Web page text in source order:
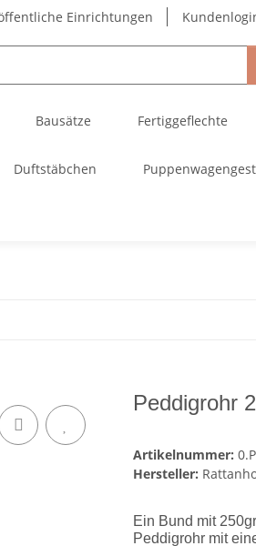
Einrichtungen
Bausätze Fertiggeflechte
Duftstäbchen
Peddigrohr
Artikelnummer:
Hersteller:
Ein Bund mit
Peddigrohr mit